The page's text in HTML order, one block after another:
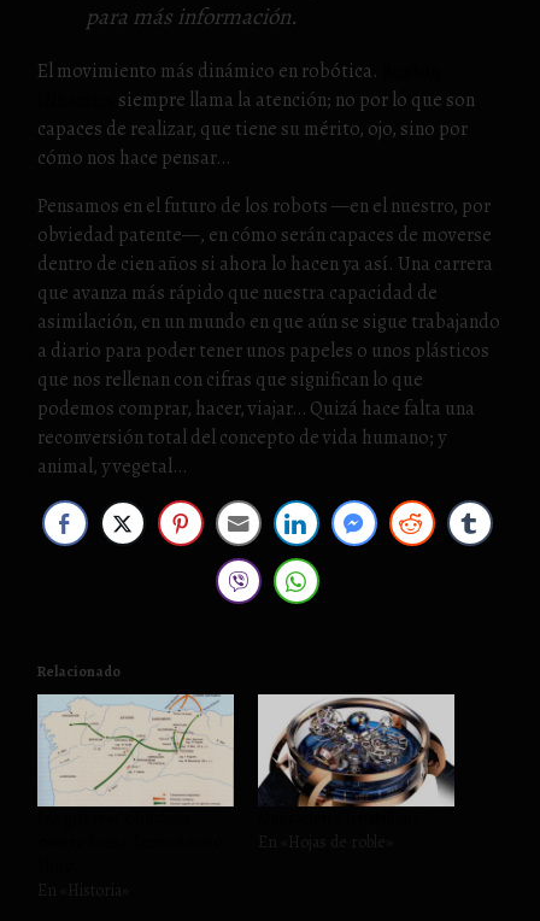
para más información.
El movimiento más dinámico en robótica.
siempre llama la atención; no por lo que son
capaces de realizar, que tiene su mérito, ojo, sino por
cómo nos hace pensar…
Pensamos en el futuro de los robots —en el nuestro, por
obviedad patente—, en cómo serán capaces de moverse
dentro de cien años si ahora lo hacen ya así. Una carrera
que avanza más rápido que nuestra capacidad de
asimilación, en un mundo en que aún se sigue trabajando
a diario para poder tener unos papeles o unos plásticos
que nos rellenan con cifras que significan lo que
podemos comprar, hacer, viajar… Quizá hace falta una
reconversión total del concepto de vida humano; y
animal, y vegetal…
Relacionado